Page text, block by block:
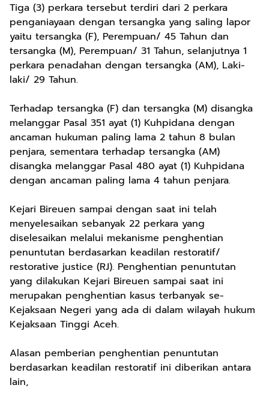
Tiga (3) perkara tersebut terdiri dari 2 perkara
penganiayaan dengan tersangka yang saling lapor
yaitu tersangka (F), Perempuan/ 45 Tahun dan
tersangka (M), Perempuan/ 31 Tahun, selanjutnya 1
perkara penadahan dengan tersangka (AM), Laki-
laki/ 29 Tahun.
Terhadap tersangka (F) dan tersangka (M) disangka
melanggar Pasal 351 ayat (1) Kuhpidana dengan
ancaman hukuman paling lama 2 tahun 8 bulan
penjara, sementara terhadap tersangka (AM)
disangka melanggar Pasal 480 ayat (1) Kuhpidana
dengan ancaman paling lama 4 tahun penjara.
Kejari Bireuen sampai dengan saat ini telah
menyelesaikan sebanyak 22 perkara yang
diselesaikan melalui mekanisme penghentian
penuntutan berdasarkan keadilan restoratif/
restorative justice (RJ). Penghentian penuntutan
yang dilakukan Kejari Bireuen sampai saat ini
merupakan penghentian kasus terbanyak se-
Kejaksaan Negeri yang ada di dalam wilayah hukum
Kejaksaan Tinggi Aceh.
Alasan pemberian penghentian penuntutan
berdasarkan keadilan restoratif ini diberikan antara
lain,